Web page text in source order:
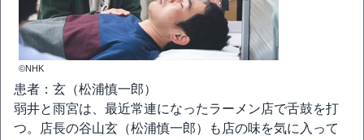
©NHK
患者：玄（松浦慎一郎）
弱井と雨宮は、最近常連になったラーメン店で舌鼓を打
つ。店長の谷山玄（松浦慎一郎）も店の味を気に入って